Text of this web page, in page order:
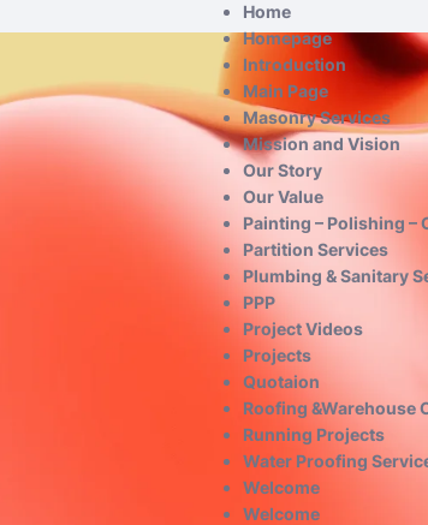
Home
Homepage
Introduction
Main Page
Masonry Services
Mission and Vision
Our Story
Our Value
Painting – Polishing –
Partition Services
Plumbing & Sanitary
PPP
Project Videos
Projects
Quotaion
Roofing &Warehouse
Running Projects
Water Proofing
Welcome
Welcome